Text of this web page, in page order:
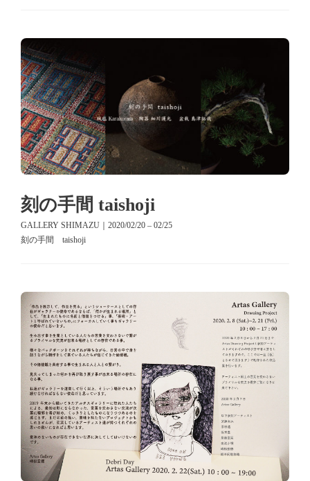
刻の手間 taishoji
GALLERY SHIMAZU｜2020/02/20 – 02/25
刻の手間 taishoji